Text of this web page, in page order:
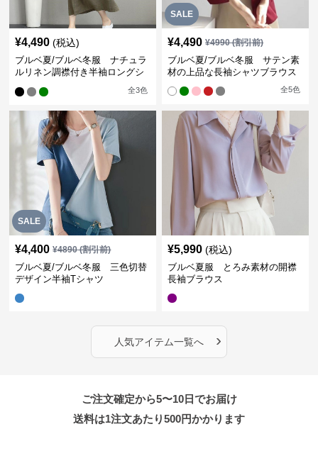
¥4,490 (税込)
ブルベ夏/ブルベ冬服 ナチュラ
ルリネン調襟付き半袖ロングシ
全3色
SALE
¥4,490 ¥4990(割引前)
ブルベ夏/ブルベ冬服 サテン素
材の上品な長袖シャツブラウス
全5色
SALE
¥4,400 ¥4890(割引前)
ブルベ夏/ブルベ冬服 三色切替
デザイン半袖Tシャツ
¥5,990 (税込)
ブルベ夏服 とろみ素材の開襟
長袖ブラウス
人気アイテム一覧へ ›
ご注文確定から5〜10日でお届け
送料は1注文あたり500円かかります